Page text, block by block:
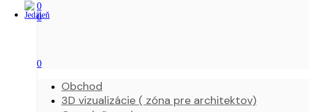
0
0
0
Obchod
3D vizualizácie ( zóna pre architektov)